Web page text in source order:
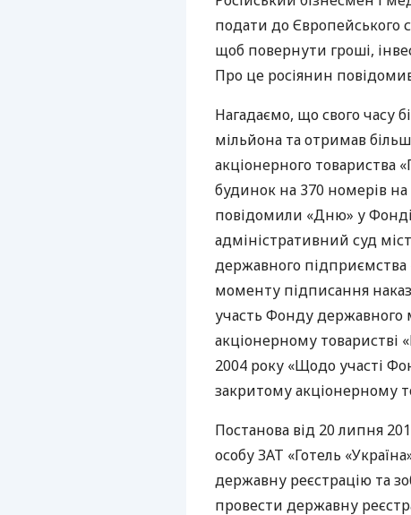
подати до Європейського
щоб повернути гроші,
Про це росіянин
Нагадаємо, що свого часу
мільйона та отримав
акціонерного товариства
будинок на 370 номерів на
повідомили «Дню» у
адміністративний суд
державного підприємства
моменту підписання
участь Фонду державного
акціонерному товаристві
2004 року «Щодо участі
закритому акціонерному
Постанова від 20 липня
особуЗАТ «Готель
державну реєстрацію та
провести державну